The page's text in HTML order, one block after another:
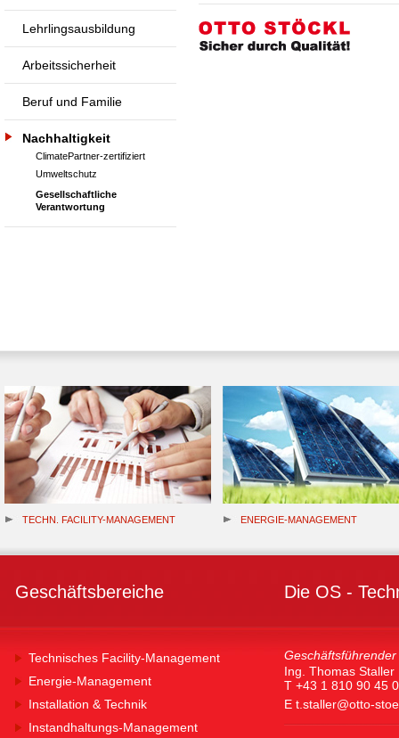
Lehrlingsausbildung
Arbeitssicherheit
Beruf und Familie
Nachhaltigkeit
ClimatePartner-zertifiziert
Umweltschutz
Gesellschaftliche
Verantwortung
TECHN. FACILITY-MANAGEMENT ENERGIE-MANAGEMENT
Geschäftsbereiche Die OS -
Technisches Facility-Management
Energie-Management
Installation & Technik
Instandhaltungs-Management
Ing. Thomas Staller
T +43 1 810 90 45 0
E t.staller@otto-